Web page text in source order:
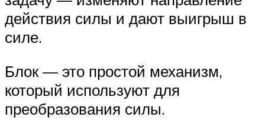
действия силы и дают выигрыш в
силе.
Блок — это простой механизм,
который используют для
преобразования силы.